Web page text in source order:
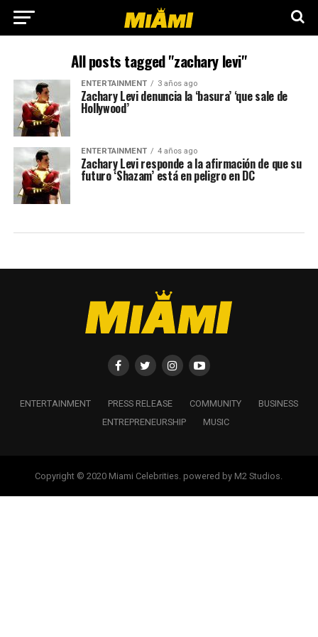
All posts tagged "zachary levi"
ENTERTAINMENT 3 años ago
Zachary Levi denuncia la ‘basura’ ‘que sale de
Hollywood’
ENTERTAINMENT 4 años ago
Zachary Levi responde a la afirmación de que su
futuro ‘Shazam’ está en peligro en DC
ENTERTAINMENT PRESS RELEASE COMMUNITY
BUSINESS
ENTREPRENEURSHIP
MUSIC
Copyright © 2020 Miami Celebrities. powered by M2 Studios.